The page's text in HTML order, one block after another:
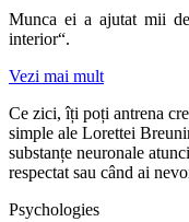
Munca ei a ajutat mii
interior“.
Vezi mai mult
Ce zici, îți poți antrena
simple ale Lorettei
substanțe neuronale
respectat sau când ai
Psychologies